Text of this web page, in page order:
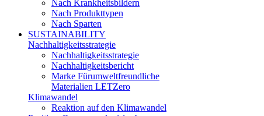
Nach Krankheitsbildern
Nach Produkttypen
Nach Sparten
SUSTAINABILITY
Nachhaltigkeitsstrategie
Nachhaltigkeitsstrategie
Nachhaltigkeitsbericht​
Marke Fürumweltfreundliche
Materialien LETZero
Klimawandel
Reaktion auf den Klimawandel